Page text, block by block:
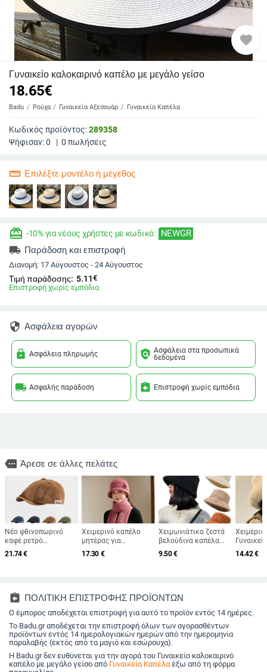
favorite
Γυναικείο καλοκαιρινό καπέλο με μεγάλο γείσο
18.65€
Badu Ρούχα Γυναικεία Αξεσουάρ Γυναικεία Καπέλα
Κωδικός προϊόντος:289358
Ψήφισαν:0 | 0 πωλήσεις
straighten Επιλέξτε μοντέλο ή μέγεθος
redeem -10% για νέους χρήστες με κωδικό: NEWGR
local_shipping Παράδοση και επιστροφή
Διανομή: 17 Αύγουστος - 24 Αύγουστος
Τιμή παράδοσης: 5.11€
Επιστροφή χωρίς εμπόδια
security Ασφάλεια αγορών
lock Ασφάλεια πληρωμής policy Ασφάλεια στα προσωπικά
δεδομένα
local_shipping Ασφαλής παράδοση assignment_return Επιστροφή χωρίς εμπόδια
more Άρεσε σε άλλες πελάτες
Νέο φθινοπωρινό
καφέ ρετρό
βελούδινο
οκταγωνικό καπέλο
μπερέ, φθινοπωρινό
και χειμωνιάτικο
μονόχρωμο καπέλο
γενικής χρήσης
21.74€
Χειμερινό καπέλο
μητέρας για
μεσήλικες και
ηλικιωμένες
ζεστό, μάλλινο
καπέλο και βελούδινο
καπέλο νιπτήρα
17.30 €
Χειμωνιάτικα ζεστά
βελούδινα καπέλα
Αρνί μάλλινα καπέλα
Ψαρά Γυναικεία
εξωτερικούς χώρους
9.50€
ψεύτικη
Μαλακό
14.42€
assignment_return ΠΟΛΙΤΙΚΗ ΕΠΙΣΤΡΟΦΗΣ ΠΡΟΪΟΝΤΩΝ
Ο έμπορος αποδέχεται επιστροφή για αυτό το προϊόν εντός 14 ημέρες.
Το Badu.gr αποδέχεται την επιστροφή όλων των αγορασθέντων
προϊόντων εντός 14 ημερολογιακών ημερών από την ημερομηνία
παραλαβής (εκτός από τα μαγιό και εσώρουχα).
Η Badu.gr δεν ευθύνεται για την αγορά του Γυναικείο καλοκαιρινό
καπέλο με μεγάλο γείσο από Γυναικεία Καπέλαέξω από τη φόρμα